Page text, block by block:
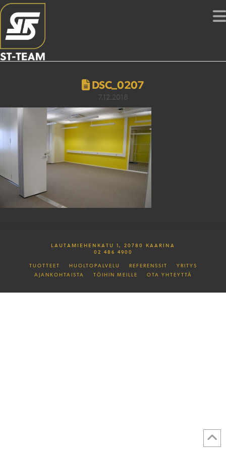
DSC_0207
LAUTAMIEHENKATU 1, 20780 KAARINA
02 486 4900
TUOTTEET HUOLTOPALVELU REFERENSSIT
YRITYS
AJANKOHTAISTA
TÖIHIN MEILLE OTA YHTEYTTÄ